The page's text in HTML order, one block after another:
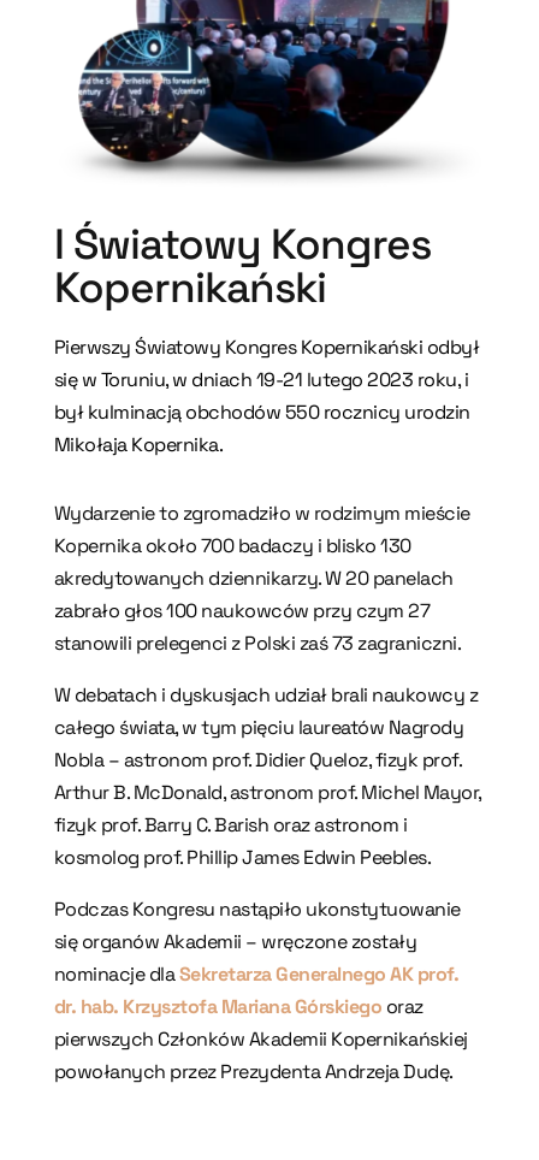
I Światowy Kongres
Kopernikański
Pierwszy Światowy Kongres Kopernikański odbył
się w Toruniu, w dniach 19-21 lutego 2023 roku, i
był kulminacją obchodów 550 rocznicy urodzin
Mikołaja Kopernika.
Wydarzenie to zgromadziło w rodzimym mieście
Kopernika około 700 badaczy i blisko 130
akredytowanych dziennikarzy. W 20 panelach
zabrało głos 100 naukowców przy czym 27
stanowili prelegenci z Polski zaś 73 zagraniczni.
W debatach i dyskusjach udział brali naukowcy z
całego świata, w tym pięciu laureatów Nagrody
Nobla – astronom prof. Didier Queloz, fizyk prof.
Arthur B. McDonald, astronom prof. Michel Mayor,
fizyk prof. Barry C. Barish oraz astronom i
kosmolog prof. Phillip James Edwin Peebles.
Podczas Kongresu nastąpiło ukonstytuowanie
się organów Akademii – wręczone zostały
nominacje dlaSekretarza Generalnego AK prof.
dr. hab. Krzysztofa Mariana Górskiego oraz
pierwszych Członków Akademii Kopernikańskiej
powołanych przez Prezydenta Andrzeja Dudę.